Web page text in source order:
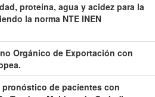
proteína, agua y acidez para la
la norma NTE INEN
Orgánico de Exportación con
de pacientes con